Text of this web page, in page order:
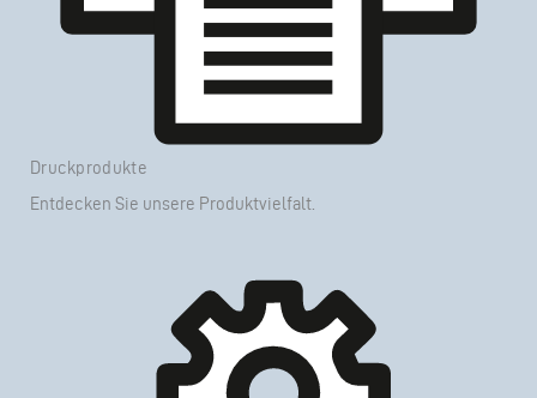
Druckprodukte
Entdecken Sie unsere Produktvielfalt